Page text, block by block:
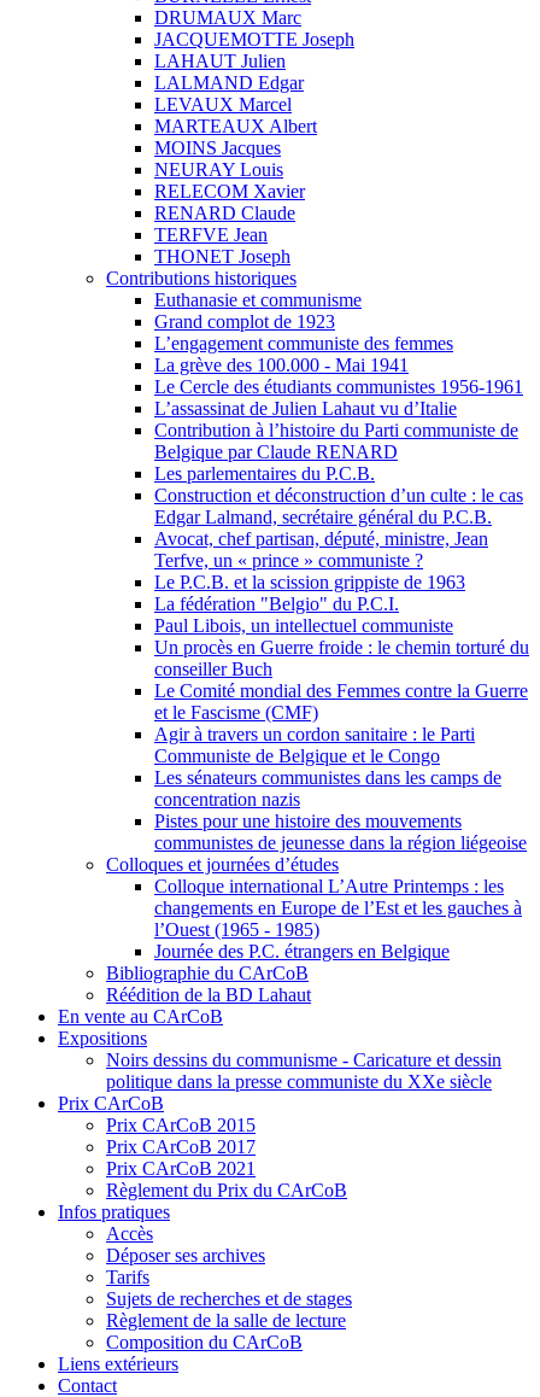
DRUMAUX Marc
JACQUEMOTTE Joseph
LAHAUT Julien
LALMAND Edgar
LEVAUX Marcel
MARTEAUX Albert
MOINS Jacques
NEURAY Louis
RELECOM Xavier
RENARD Claude
TERFVE Jean
THONET Joseph
Contributions historiques
Euthanasie et communisme
Grand complot de 1923
L’engagement communiste des femmes
La grève des 100.000 - Mai 1941
Le Cercle des étudiants communistes 1956-1961
L’assassinat de Julien Lahaut vu d’Italie
Contribution à l’histoire du Parti communiste de
Belgique par Claude RENARD
Les parlementaires du P.C.B.
Construction et déconstruction d’un culte : le cas
Edgar Lalmand, secrétaire général du P.C.B.
Avocat, chef partisan, député, ministre, Jean
Terfve, un « prince » communiste ?
Le P.C.B. et la scission grippiste de 1963
La fédération "Belgio" du P.C.I.
Paul Libois, un intellectuel communiste
Un procès en Guerre froide : le chemin torturé du
conseiller Buch
Le Comité mondial des Femmes contre la Guerre
et le Fascisme (CMF)
Agir à travers un cordon sanitaire : le Parti
Communiste de Belgique et le Congo
Les sénateurs communistes dans les camps de
concentration nazis
Pistes pour une histoire des mouvements
communistes de jeunesse dans la région liégeoise
Colloques et journées d’études
Colloque international L’Autre Printemps : les
changements en Europe de l’Est et les gauches à
l’Ouest (1965 - 1985)
Journée des P.C. étrangers en Belgique
Bibliographie du CArCoB
Réédition de la BD Lahaut
En vente au CArCoB
Expositions
Noirs dessins du communisme - Caricature et dessin
politique dans la presse communiste du XXe siècle
Prix CArCoB
Prix CArCoB 2015
Prix CArCoB 2017
Prix CArCoB 2021
Règlement du Prix du CArCoB
Infos pratiques
Accès
Déposer ses archives
Tarifs
Sujets de recherches et de stages
Règlement de la salle de lecture
Composition du CArCoB
Liens extérieurs
Contact